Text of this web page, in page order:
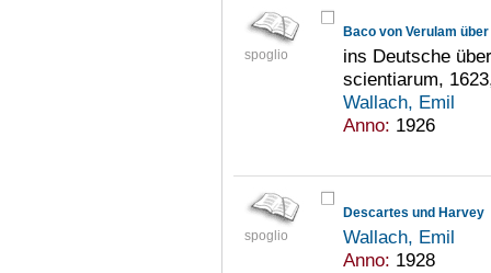
spoglio
Baco von Verulam
ins Deutsche
scientiarum,
Wallach, Emil
Anno: 1926
spoglio
Descartes und Harvey
Wallach, Emil
Anno: 1928